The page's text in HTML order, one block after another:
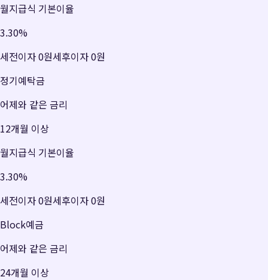
월지급식 기본이율
3.30%
세전이자0원세후이자0원
정기예탁금
어제와 같은 금리
12개월 이상
월지급식 기본이율
3.30%
세전이자0원세후이자0원
Block예금
어제와 같은 금리
24개월 이상